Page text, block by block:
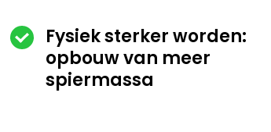
Fysiek sterker worden:
opbouw van meer
spiermassa